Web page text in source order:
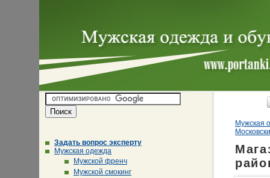
Задать вопрос эксперту
Мужская одежда
Мужской френч
Мужской смокинг
Мужская